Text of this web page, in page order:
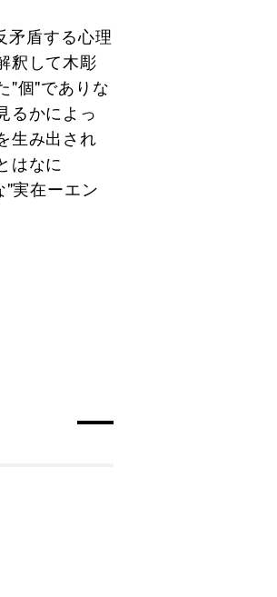
矛盾する心理
釈して木彫
"個"でありな
るかによっ
生み出され
はなに
実在ーエン